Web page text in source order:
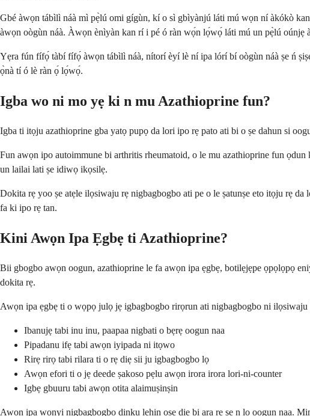
Gbé àwọn tábìlì náà mì pẹ̀lú omi gígùn, kí o sì gbìyànjú láti mú wọn ní àkókò
àwọn oògùn náà. Àwọn ènìyàn kan rí i pé ó ràn wọ́n lọ́wọ́ láti mú un pẹ̀lú oúnjẹ
Yẹra fún fífọ́ tàbí fífọ́ àwọn tábìlì náà, nítorí èyí lè ní ipa lórí bí oògùn náà ṣe ń
ọ̀nà tí ó lè ràn ọ́ lọ́wọ́.
Igba wo ni mo yẹ ki n mu Azathioprine fun?
Igba ti itọju azathioprine gba yatọ pupọ da lori ipo rẹ pato ati bi o ṣe dahun si
Fun awọn ipo autoimmune bi arthritis rheumatoid, o le mu azathioprine fun
un lailai lati ṣe idiwọ ikọsilẹ.
Dokita rẹ yoo ṣe atẹle ilọsiwaju rẹ nigbagbogbo ati pe o le ṣatunṣe eto itọju rẹ
fa ki ipo rẹ tan.
Kini Awọn Ipa Ẹgbẹ ti Azathioprine?
Bii gbogbo awọn oogun, azathioprine le fa awọn ipa ẹgbẹ, botilẹjẹpe ọpọlọpọ
dokita rẹ.
Awọn ipa ẹgbẹ ti o wọpọ julọ jẹ igbagbogbo rirọrun ati nigbagbogbo ni ilọsiwaju
Ibanujẹ tabi inu inu, paapaa nigbati o bẹrẹ oogun naa
Pipadanu ifẹ tabi awọn iyipada ni itọwo
Rirẹ rirọ tabi rilara ti o rẹ diẹ sii ju igbagbogbo lọ
Awọn efori ti o jẹ deede ṣakoso pẹlu awọn irora irora lori-ni-counter
Igbẹ gbuuru tabi awọn otita alaimuṣinṣin
Awọn ipa wọnyi nigbagbogbo dinku lẹhin ọsẹ diẹ bi ara rẹ ṣe n lo oogun naa.